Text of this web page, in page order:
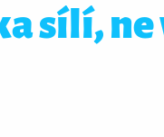
sílí, ne